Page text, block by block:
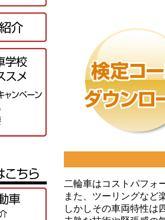
二輪車はコストパフォ
また、ツーリングなど
しかしその車両特性は